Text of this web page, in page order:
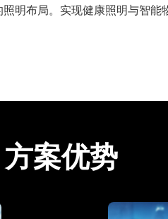
明布局。实现健康照明与智
方案优势